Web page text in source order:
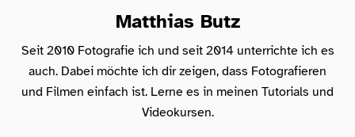
Matthias Butz
Seit 2010 Fotografie ich und seit 2014 unterrichte ich es
auch. Dabei möchte ich dir zeigen, dass Fotografieren
und Filmen einfach ist. Lerne es in meinen Tutorials und
Videokursen.